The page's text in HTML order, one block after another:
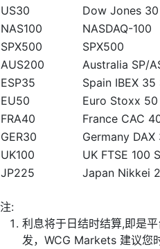
US30
Dow Jones 30
NAS100
NASDAQ-100
SPX500
SPX500
AUS200
Australia SP/
ESP35
Spain IBEX
EU50
Euro Stoxx
FRA40
France CAC
GER30
Germany
UK100
UK FTSE 100
JP225
Japan Nikkei
注:
利息将于日结时结算,即是
发，WCG Markets 建议您